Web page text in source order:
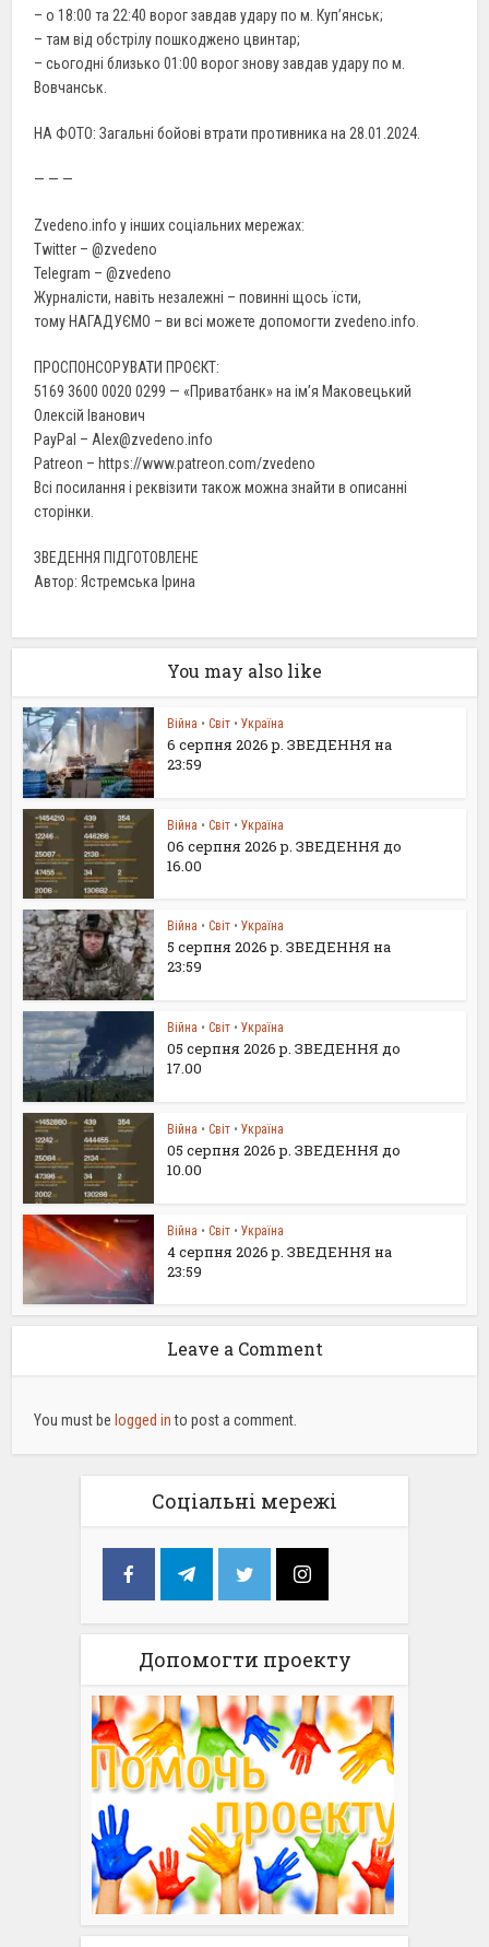
– о 18:00 та 22:40 ворог завдав удару по м. Куп’янськ;
– там від обстрілу пошкоджено цвинтар;
– сьогодні близько 01:00 ворог знову завдав удару по м.
Вовчанськ.
НА ФОТО: Загальні бойові втрати противника на 28.01.2024.
— — —
Zvedeno.info у інших соціальних мережах:
Twitter – @zvedeno
Telegram – @zvedeno
Журналісти, навіть незалежні – повинні щось їсти,
тому НАГАДУЄМО – ви всі можете допомогти zvedeno.info.
ПРОСПОНСОРУВАТИ ПРОЄКТ:
5169 3600 0020 0299 — «Приватбанк» на ім’я Маковецький
Олексій Іванович
PayPal – Alex@zvedeno.info
Patreon – https://www.patreon.com/zvedeno
Всі посилання і реквізити також можна знайти в описанні
сторінки.
ЗВЕДЕННЯ ПІДГОТОВЛЕНЕ
Автор: Ястремська Ірина
You may also like
Війна • Світ • Україна
6 серпня 2026 р. ЗВЕДЕННЯ на
23:59
Війна • Світ • Україна
06 серпня 2026 р. ЗВЕДЕННЯ до
16.00
Війна • Світ • Україна
5 серпня 2026 р. ЗВЕДЕННЯ на
23:59
Війна • Світ • Україна
05 серпня 2026 р. ЗВЕДЕННЯ до
17.00
Війна • Світ • Україна
05 серпня 2026 р. ЗВЕДЕННЯ до
10.00
Війна • Світ • Україна
4 серпня 2026 р. ЗВЕДЕННЯ на
23:59
Leave a Comment
You must be logged into post a comment.
Соціальні мережі
Допомогти проекту